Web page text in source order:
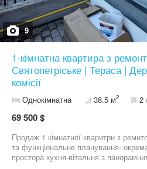
9
1-кімнатна квартира з
Святопетріське | Тераса |
комісії
Однокімнатна 38.5 м2 2
69 500 $
Продаж 1 кімнатної кваритри з
та функціональне планування-
простора кухня-вітальня з